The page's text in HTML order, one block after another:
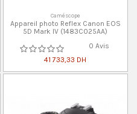
Caméscope
Appareil photo Reflex Canon EOS
5D Mark IV (1483C025AA)
0 Avis
41 733,33 DH